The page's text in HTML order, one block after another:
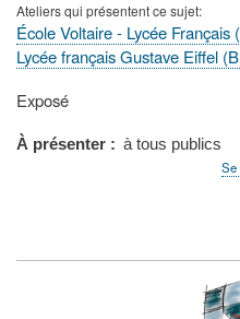
Ateliers qui présentent ce sujet
École Voltaire - Lycée Français
Lycée français Gustave Eiffel
Type
présentation
Exposé
À présenter à tous publics
Se